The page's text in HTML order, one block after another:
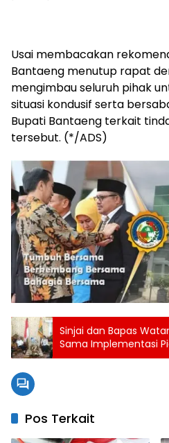
Usai membacakan
Bantaeng menutup rapat
mengimbau seluruh pihak
situasi kondusif serta
Bupati Bantaeng terkait
tersebut. (*/ADS)
Sinjai dan Bapas
Sama Implementasi
Pos Terkait